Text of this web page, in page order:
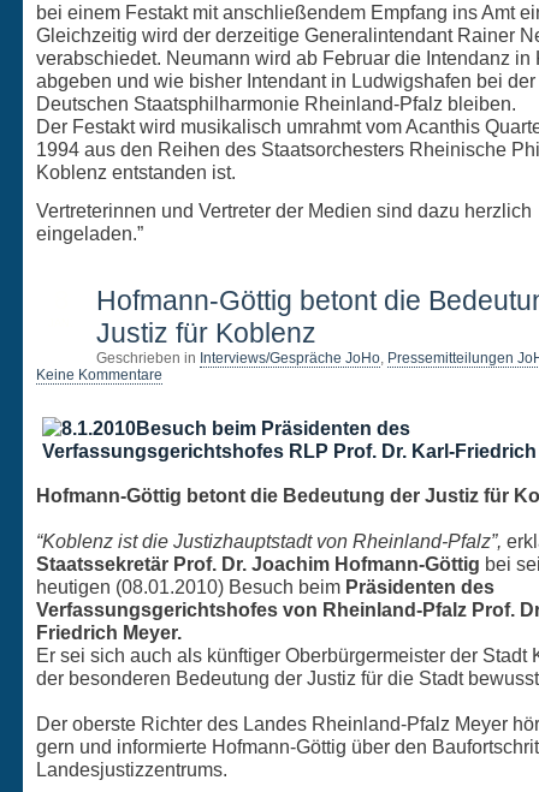
bei einem Festakt mit anschließendem Empfang ins Amt
Gleichzeitig wird der derzeitige Generalintendant Rainer
verabschiedet. Neumann wird ab Februar die Intendanz in
abgeben und wie bisher Intendant in Ludwigshafen bei der
Deutschen Staatsphilharmonie Rheinland-Pfalz bleiben.
Der Festakt wird musikalisch umrahmt vom Acanthis
1994 aus den Reihen des Staatsorchesters Rheinische
Koblenz entstanden ist.
Vertreterinnen und Vertreter der Medien sind dazu herzlich
eingeladen.”
Hofmann-Göttig betont die
Justiz für Koblenz
Geschrieben in Interviews/Gespräche JoHo, Pressemitteilungen
Keine Kommentare
Hofmann-Göttig betont die Bedeutung der Justiz für
“Koblenz ist die Justizhauptstadt von Rheinland-Pfalz”,
Staatssekretär Prof. Dr. Joachim Hofmann-Göttig bei
heutigen (08.01.2010) Besuch beim Präsidenten des
Verfassungsgerichtshofes von Rheinland-Pfalz Prof.
Friedrich Meyer.
Er sei sich auch als künftiger Oberbürgermeister der Stadt
der besonderen Bedeutung der Justiz für die Stadt
Der oberste Richter des Landes Rheinland-Pfalz Meyer
gern und informierte Hofmann-Göttig über den
Landesjustizzentrums.